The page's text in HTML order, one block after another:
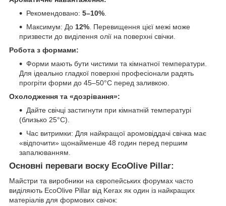
Рекомендовано: 5–10%
Максимум: До 12% . Перевищення цієї межі може
призвести до виділення олії на поверхні свічки.
Робота з формами:
Форми мають бути чистими та кімнатної температури.
Для ідеально гладкої поверхні професіонали радять
прогріти форми до 45–50°C перед заливкою.
Охолодження та «дозрівання»:
Дайте свічці застигнути при кімнатній температурі
(близько 25°C).
Час витримки: Для найкращої аромовіддачі свічка має
«відпочити» щонайменше 48 годин перед першим
запалюванням.
Основні переваги воску EcoOlive Pillar:
Майстри та виробники на європейських форумах часто
виділяють EcoOlive Pillar від Kerax як один із найкращих
матеріалів для формових свічок: